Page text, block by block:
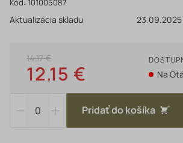
Kód: 101005087
Aktualizácia skladu
23.09.2025
14.17 €
12.15 € Na
Pridať do košíka